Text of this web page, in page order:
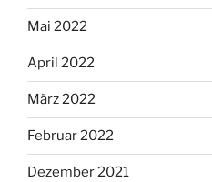
Mai 2022
April 2022
März 2022
Februar 2022
Dezember 2021